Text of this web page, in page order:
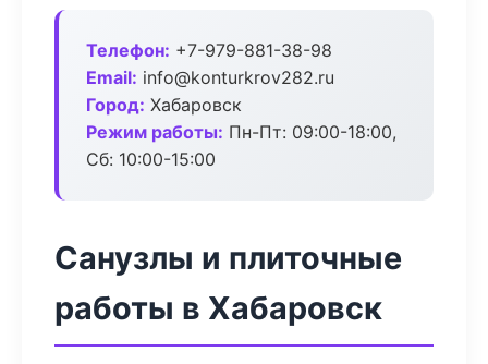
Телефон: +7-979-881-38-98
Email: info@konturkrov282.ru
Город: Хабаровск
Режим работы: Пн-Пт: 09:00-18:00,
Сб: 10:00-15:00
Санузлы и плиточные
работы в Хабаровск